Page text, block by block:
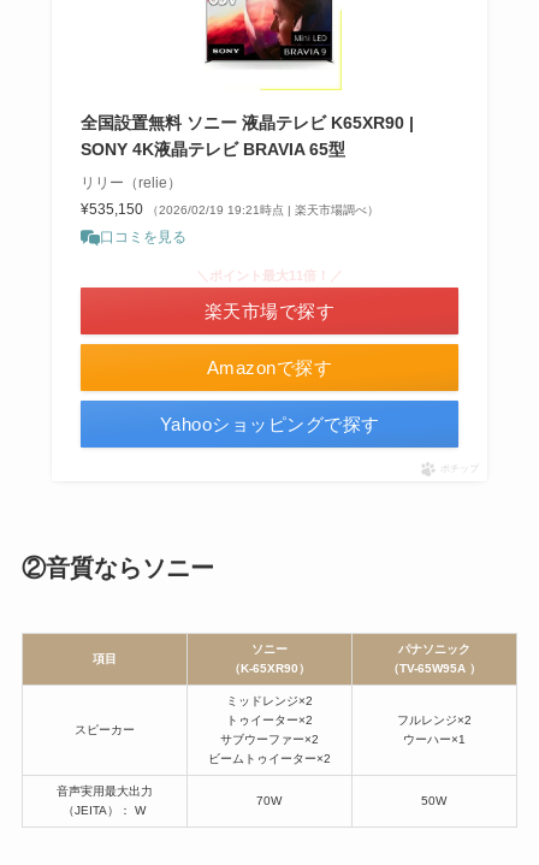
全国設置無料 ソニー 液晶テレビ K65XR90 |
SONY 4K液晶テレビ BRAVIA 65型
リリー（relie）
¥535,150
（2026/02/19 19:21時点 | 楽天市場調べ）
口コミを見る
Amazonで探す
＼ポイント最大11倍！／
楽天市場で探す
Yahooショッピングで探す
ポチップ
②音質ならソニー
項目
ソニー
（K-65XR90）
パナソニック
（TV-65W95A ）
スピーカー
ミッドレンジ×2
トゥイーター×2
サブウーファー×2
ビームトゥイーター×2
フルレンジ×2
ウーハー×1
音声実用最大出力
（JEITA）： W
70W 50W